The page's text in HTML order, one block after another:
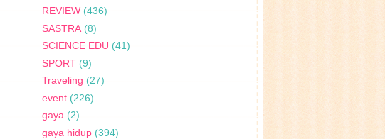
REVIEW (436)
SASTRA (8)
SCIENCE EDU (41)
SPORT (9)
Traveling (27)
event (226)
gaya (2)
gaya hidup (394)